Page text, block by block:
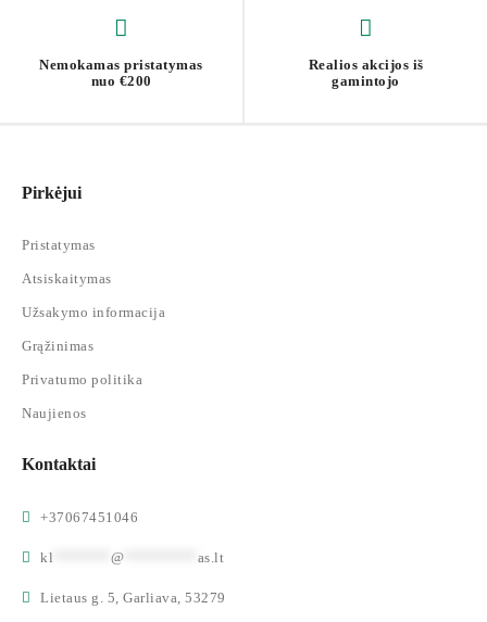
Nemokamas pristatymas
nuo €200
Realios akcijos iš
gamintojo
Pirkėjui
Pristatymas
Atsiskaitymas
Užsakymo informacija
Grąžinimas
Privatumo politika
Naujienos
Kontaktai
+37067451046
kl @ as.lt
Lietaus g. 5, Garliava, 53279